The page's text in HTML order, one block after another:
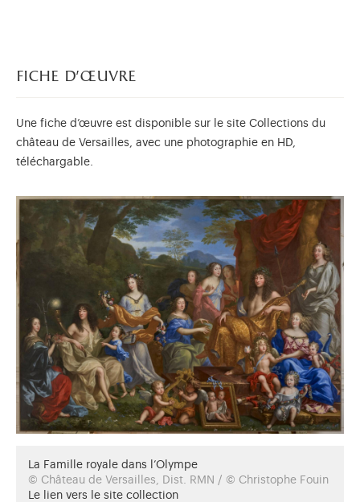
fiche d'œuvre
Une fiche d’œuvre est disponible sur le site Collections du
château de Versailles, avec une photographie en HD,
téléchargable.
La Famille royale dans l’Olympe
© Château de Versailles, Dist. RMN / © Christophe Fouin
Le lien vers le site collection